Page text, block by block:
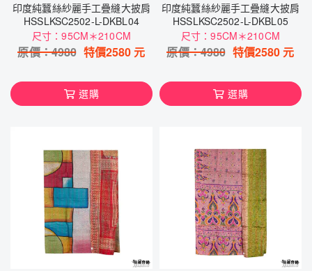
印度純蠶絲紗麗手工疊縫大披肩
HSSLKSC2502-L-DKBL04
尺寸：95CM＊210CM
原價：4980 特價2580 元
選購
印度純蠶絲紗麗手工疊縫大披肩
HSSLKSC2502-L-DKBL05
尺寸：95CM＊210CM
原價：4980 特價2580 元
選購